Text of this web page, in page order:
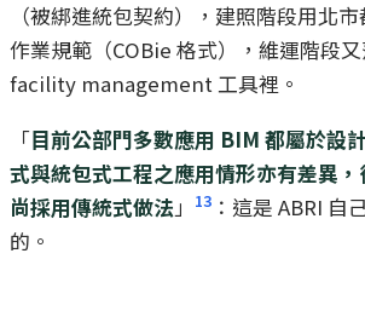
（被綁進統包契約），建照階段用北
作業規範（COBie 格式），維運階段
facility management 工具裡。
「目前公部門多數應用 BIM 都屬於設
式與統包式工程之應用情形亦有差異
尚採用傳統式做法 」 13 ：這是 ABRI 自
的。